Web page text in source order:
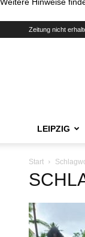
Zeitung nicht
LEIPZIG
Start